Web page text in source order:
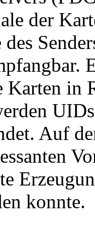
der
Karten in
Auf
konnte.